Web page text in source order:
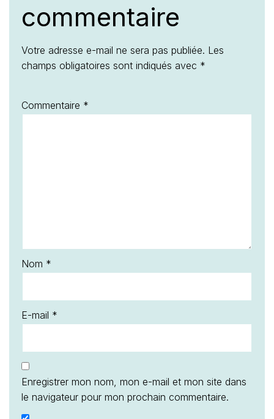
commentaire
Votre adresse e-mail ne sera pas publiée. Les
champs obligatoires sont indiqués avec *
Commentaire *
Nom *
E-mail *
Enregistrer mon nom, mon e-mail et mon site dans
le navigateur pour mon prochain commentaire.